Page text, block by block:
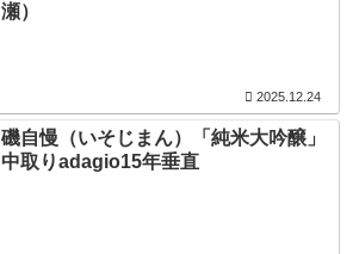
瀬）
2025.12.24
磯自慢（いそじまん）「純米大吟醸」
中取りadagio15年垂直